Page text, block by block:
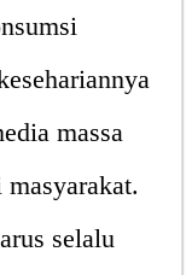
massa
selalu